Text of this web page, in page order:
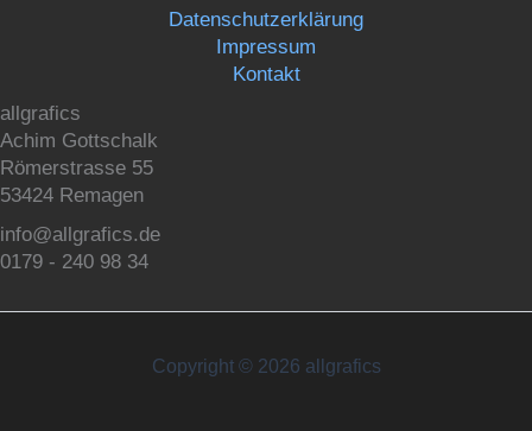
Datenschutzerklärung
Impressum
Kontakt
allgrafics
Achim Gottschalk
Römerstrasse 55
53424 Remagen
info@allgrafics.de
0179 - 240 98 34
Copyright © 2026 allgrafics